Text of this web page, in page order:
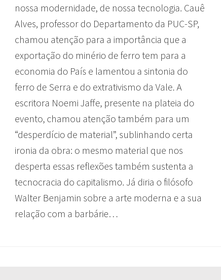
nossa modernidade, de nossa tecnologia. Cauê
Alves, professor do Departamento da PUC-SP,
chamou atenção para a importância que a
exportação do minério de ferro tem para a
economia do País e lamentou a sintonia do
ferro de Serra e do extrativismo da Vale. A
escritora Noemi Jaffe, presente na plateia do
evento, chamou atenção também para um
“desperdício de material”, sublinhando certa
ironia da obra: o mesmo material que nos
desperta essas reflexões também sustenta a
tecnocracia do capitalismo. Já diria o filósofo
Walter Benjamin sobre a arte moderna e a sua
relação com a barbárie…